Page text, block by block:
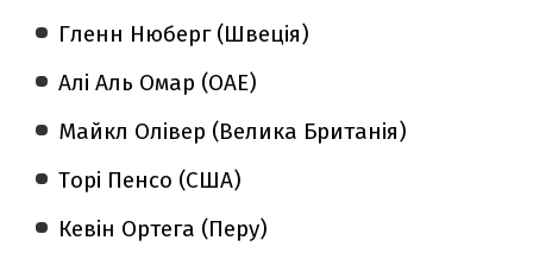
Гленн Нюберг (Швеція)
Алі Аль Омар (ОАЕ)
Майкл Олівер (Велика Британія)
Торі Пенсо (США)
Кевін Ортега (Перу)